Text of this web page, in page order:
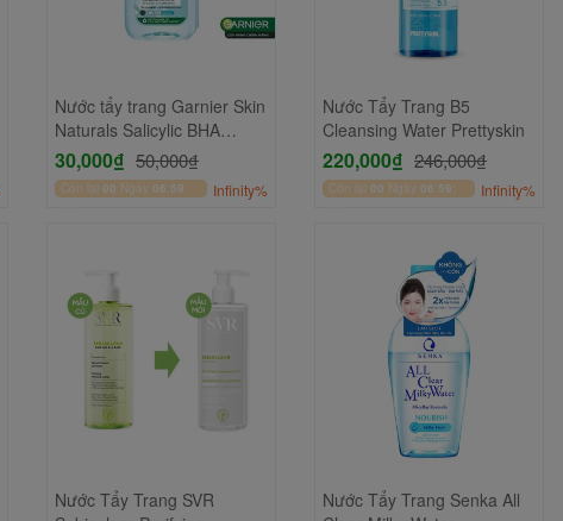
Nước tẩy trang Garnier Skin
Naturals Salicylic BHA
Micellar Water 50ml
30,000₫ 50,000₫
Còn lại 00 Ngày 06:59:
Infinity%
Nước Tẩy Trang B5
Cleansing Water Prettyskin
220,000₫ 246,000₫
Còn lại 00 Ngày 06:59:
Infinity%
Nước Tẩy Trang SVR
Nước Tẩy Trang Senka All